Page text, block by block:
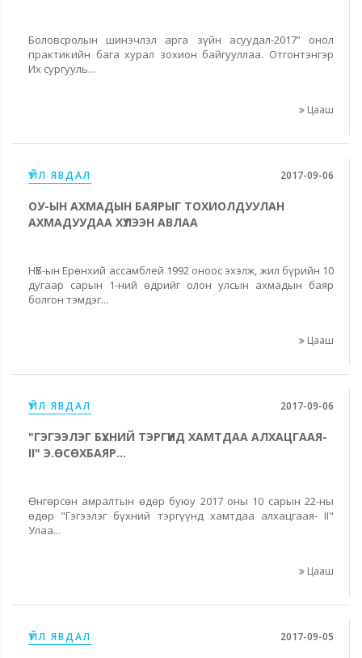
Боловсролын шинэчлэл арга зүйн асуудал-2017” онол
практикийн бага хурал зохион байгууллаа. Отгонтэнгэр
Их сургууль...
Цааш
ҮЙЛ ЯВДАЛ 2017-09-06
ОУ-ЫН АХМАДЫН БАЯРЫГ ТОХИОЛДУУЛАН
АХМАДУУДАА ХҮЛЭЭН АВЛАА
НҮБ-ын Ерөнхий ассамблей 1992 оноос эхэлж, жил бүрийн 10
дугаар сарын 1-ний өдрийг олон улсын ахмадын баяр
болгон тэмдэг...
Цааш
ҮЙЛ ЯВДАЛ 2017-09-06
"ГЭГЭЭЛЭГ БҮХНИЙ ТЭРГҮҮНД ХАМТДАА АЛХАЦГААЯ-
II" Э.ӨСӨХБАЯР...
Өнгөрсөн амралтын өдөр буюу 2017 оны 10 сарын 22-ны
өдөр "Гэгээлэг бүхний тэргүүнд хамтдаа алхацгаая- II"
Улаа...
Цааш
ҮЙЛ ЯВДАЛ 2017-09-05